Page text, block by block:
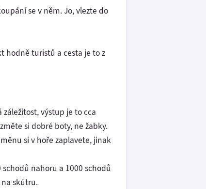
se v něm. Jo, vlezte do
hodně turistů a cesta je to z
záležitost, výstup je to cca
si dobré boty, ne žabky.
si v hoře zaplavete, jinak
nahoru a 1000 schodů
skútru.